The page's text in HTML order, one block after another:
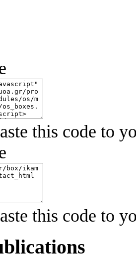
this code to
this code to